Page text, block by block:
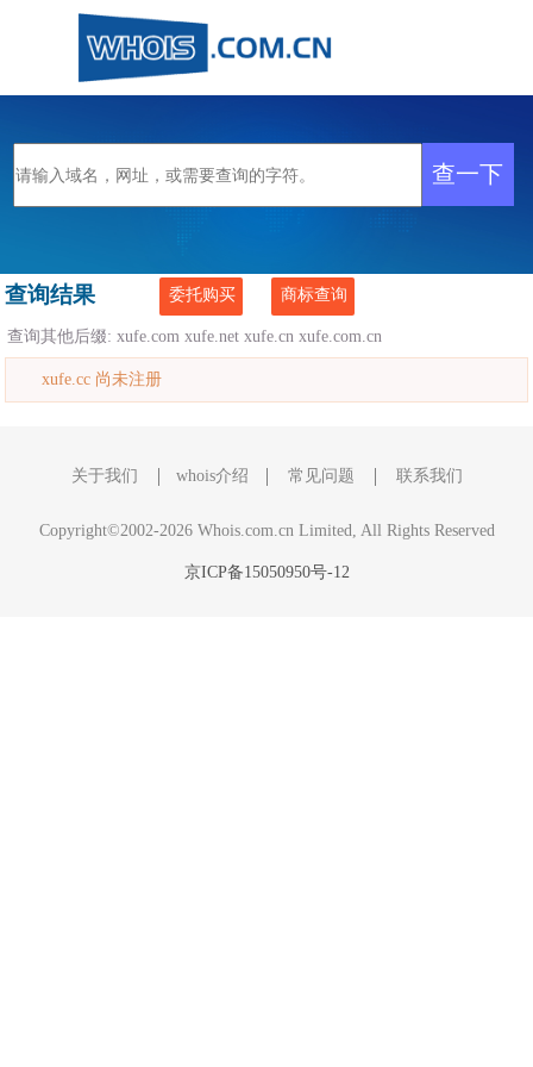
查询结果 委托购买 商标查询
查询其他后缀:xufe.com xufe.net xufe.cn xufe.com.cn
xufe.cc 尚未注册
关于我们 whois介绍 常见问题 联系我们
Copyright©2002-2026 Whois.com.cn Limited, All Rights Reserved
京ICP备15050950号-12